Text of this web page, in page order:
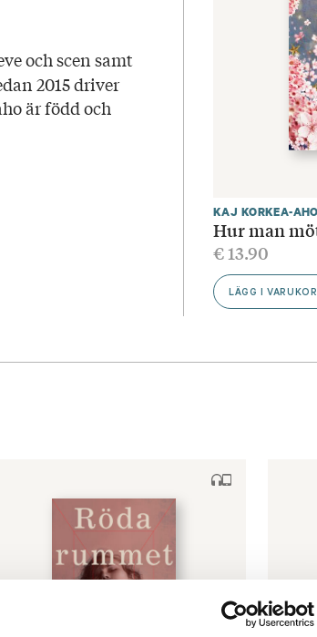
och scen samt
2015 driver
är född och
KAJ KORKEA-AHO
Hur man
€13.90
LÄGG I